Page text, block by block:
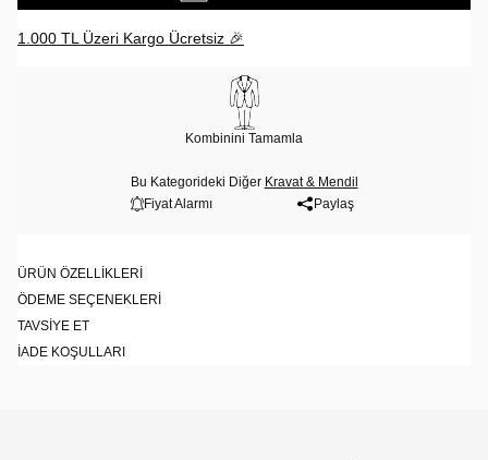
1.000 TL Üzeri Kargo Ücretsiz 🎉
Kombinini Tamamla
Bu Kategorideki Diğer Kravat & Mendil
Fiyat Alarmı
Paylaş
ÜRÜN ÖZELLIKLERI
ÖDEME SEÇENEKLERI
TAVSIYE ET
İADE KOŞULLARI